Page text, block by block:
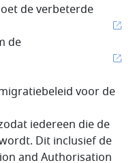
de verbeterde
de
voor de
iedereen die de
Dit inclusief de
and Authorisation